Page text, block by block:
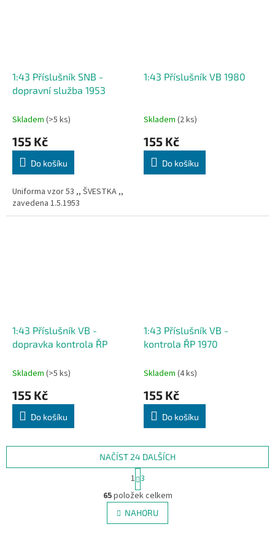
1:43 Příslušník SNB -
dopravní služba 1953
Skladem (>5 ks)
155 Kč
Do košíku
Uniforma vzor 53 ,, ŠVESTKA ,,
zavedena 1.5.1953
1:43 Příslušník VB 1980
Skladem (2 ks)
155 Kč
Do košíku
1:43 Příslušník VB -
dopravka kontrola ŘP
Skladem (>5 ks)
155 Kč
Do košíku
1:43 Příslušník VB -
kontrola ŘP 1970
Skladem (4 ks)
155 Kč
Do košíku
O
v
l
á
NAČÍST 24 DALŠÍCH
S
t
r
á
n
k
1 3
65položek celkem
NAHORU